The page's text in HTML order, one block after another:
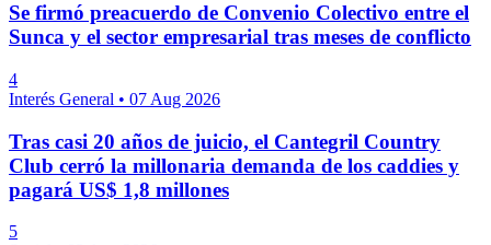
Se firmó preacuerdo de Convenio Colectivo entre el
Sunca y el sector empresarial tras meses de conflicto
4
Interés General • 07 Aug 2026
Tras casi 20 años de juicio, el Cantegril Country
Club cerró la millonaria demanda de los caddies y
pagará US$ 1,8 millones
5